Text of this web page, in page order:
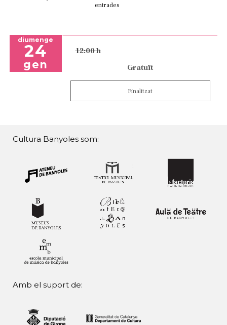
entrades
diumenge
24
gen
12:00 h
Gratuït
Finalitzat
Cultura Banyoles som:
Amb el suport de: